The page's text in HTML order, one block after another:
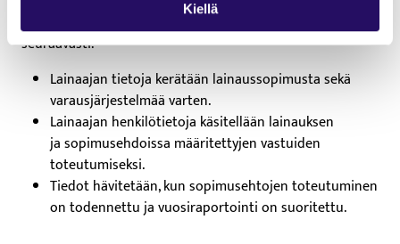
Kiellä
seuraavasti:
Lainaajan tietoja kerätään lainaussopimusta sekä
varausjärjestelmää varten.
Lainaajan henkilötietoja käsitellään lainauksen
ja sopimusehdoissa määritettyjen vastuiden
toteutumiseksi.
Tiedot hävitetään, kun sopimusehtojen toteutuminen
on todennettu ja vuosiraportointi on suoritettu.